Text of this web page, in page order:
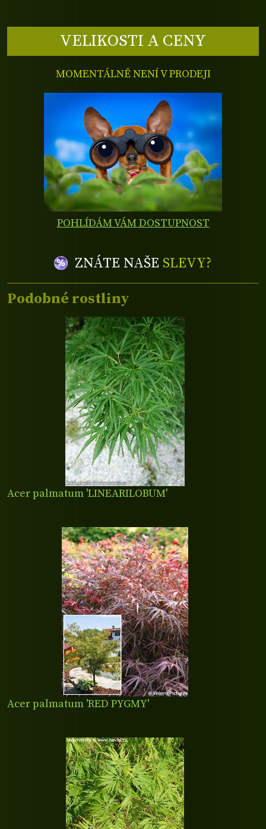
VELIKOSTI A CENY
MOMENTÁLNĚ NENÍ V PRODEJI
POHLÍDÁM VÁM DOSTUPNOST
ZNÁTE NAŠE SLEVY?
Podobné rostliny
Acer palmatum 'LINEARILOBUM'
Acer palmatum 'RED PYGMY'